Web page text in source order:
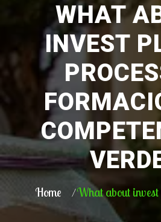
WHAT
INVEST
Home What about